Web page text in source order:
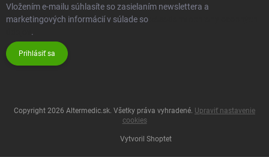
Vložením e-mailu súhlasíte so zasielaním newslettera a
marketingových informácií v súlade so
.
Prihlásiť sa
Vytvoril Shoptet
Copyright 2026 Altermedic.sk . Všetky práva vyhradené. Upraviť nastavenie
cookies